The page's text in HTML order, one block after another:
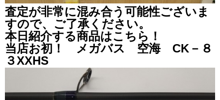
査定が非常に混み合う可能性ございま
すので、ご了承ください。
本日紹介する商品はこちら！
当店お初！ メガバス 空海 CK－８
３XXHS